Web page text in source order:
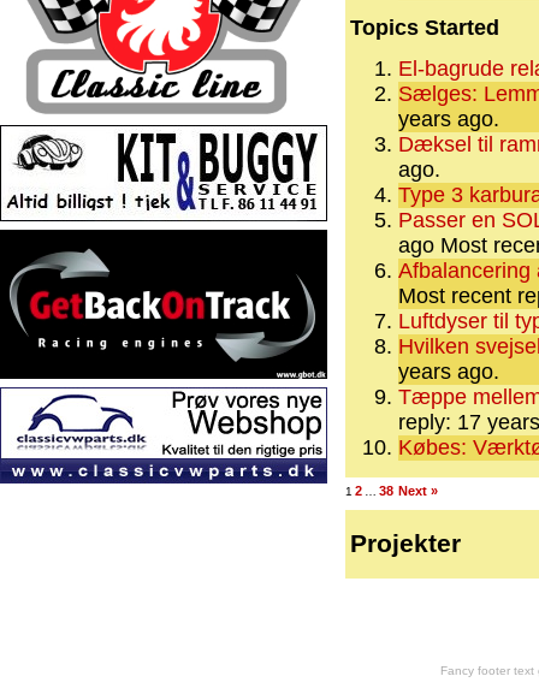
Topics Started
El-bagrude
Sælges:
years ago.
Dæksel til
ago.
Type 3
Passer en
ago Most
Most recent
Luftdyser til
Hvilken
years ago.
Tæppe
reply: 17
Købes:
1 2 38 Next »
Projekter
Fancy footer